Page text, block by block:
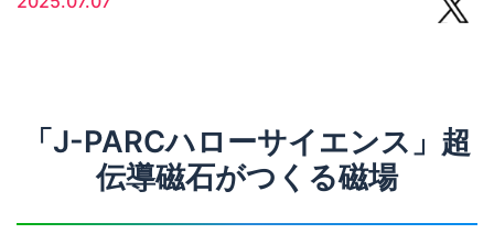
「J-PARCハローサイエンス」超
伝導磁石がつくる磁場